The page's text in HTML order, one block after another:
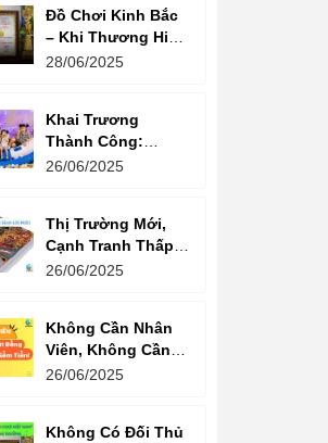
Đồ Chơi Kinh Bắc
– Khi Thương Hiệu
Vững Mạnh Bắt
28/06/2025
Khai Trương
Thành Công:
Khách Nườm
Quyết Là Gì?
26/06/2025
Thị Trường Mới,
Cạnh Tranh Thấp –
Trampoline Park Là
26/06/2025
Không Cần Nhân
Viên, Không Cần
Cửa Hàng – Chỉ
26/06/2025
Không Có Đối Thủ